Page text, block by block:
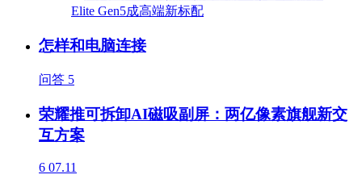
怎样和电脑连接
问答 5
荣耀推可拆卸AI磁吸副屏：两亿像素旗舰新交
互方案
6 07.11